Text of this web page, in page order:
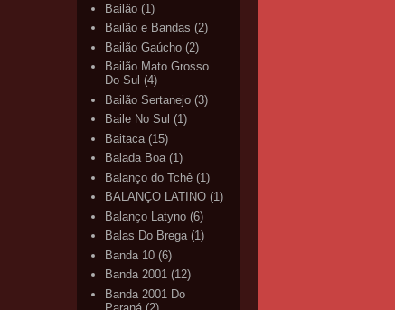
Bailão (1)
Bailão e Bandas (2)
Bailão Gaúcho (2)
Bailão Mato Grosso
Do Sul (4)
Bailão Sertanejo (3)
Baile No Sul (1)
Baitaca (15)
Balada Boa (1)
Balanço do Tchê (1)
BALANÇO LATINO (1)
Balanço Latyno (6)
Balas Do Brega (1)
Banda 10 (6)
Banda 2001 (12)
Banda 2001 Do